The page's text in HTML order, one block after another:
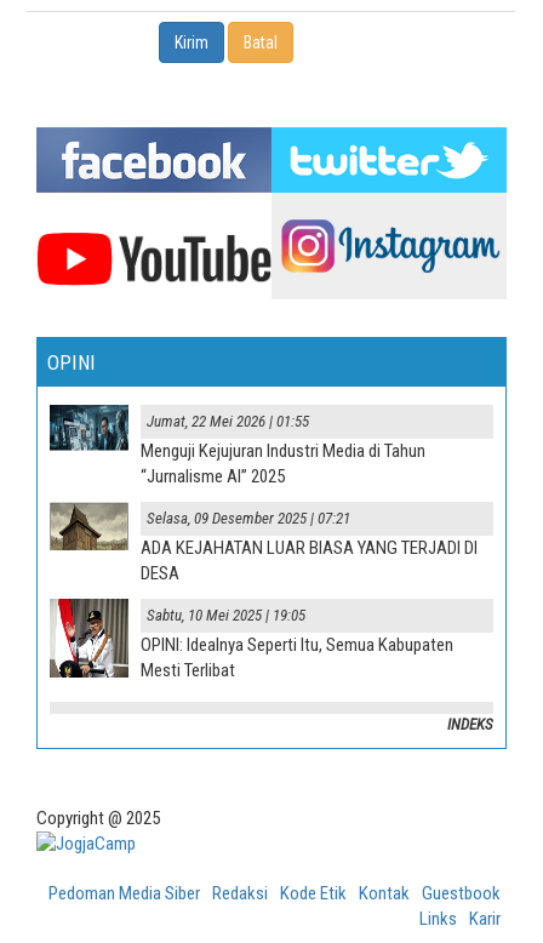
OPINI
Jumat, 22 Mei 2026 | 01:55
Menguji Kejujuran Industri Media di Tahun
“Jurnalisme AI” 2025
Selasa, 09 Desember 2025 | 07:21
ADA KEJAHATAN LUAR BIASA YANG TERJADI DI
DESA
Sabtu, 10 Mei 2025 | 19:05
OPINI: Idealnya Seperti Itu, Semua Kabupaten
Mesti Terlibat
INDEKS
Copyright @ 2025
Pedoman Media Siber Redaksi Kode Etik Kontak Guestbook
Links
Karir